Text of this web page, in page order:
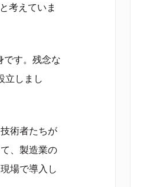
考えていま
です。残念な
立しまし
術者たちが
、製造業の
場で導入し